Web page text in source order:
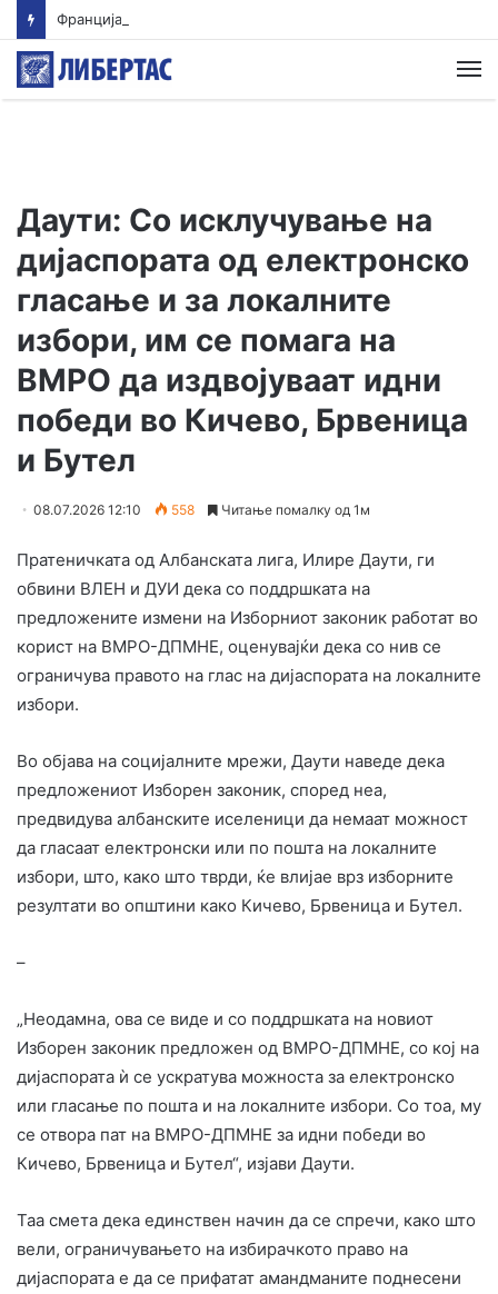
Даути: Со исклучување на
дијаспората од електронско
гласање и за локалните
избори, им се помага на
ВМРО да издвојуваат идни
победи во Кичево, Брвеница
и Бутел
08.07.2026 12:10 558 Читање помалку од 1м
Пратеничката од Албанската лига, Илире Даути, ги
обвини ВЛЕН и ДУИ дека со поддршката на
предложените измени на Изборниот законик работат во
корист на ВМРО-ДПМНЕ, оценувајќи дека со нив се
ограничува правото на глас на дијаспората на локалните
избори.
Во објава на социјалните мрежи, Даути наведе дека
предложениот Изборен законик, според неа,
предвидува албанските иселеници да немаат можност
да гласаат електронски или по пошта на локалните
избори, што, како што тврди, ќе влијае врз изборните
резултати во општини како Кичево, Брвеница и Бутел.
–
„Неодамна, ова се виде и со поддршката на новиот
Изборен законик предложен од ВМРО-ДПМНЕ, со кој на
дијаспората ѝ се ускратува можноста за електронско
или гласање по пошта и на локалните избори. Со тоа, му
се отвора пат на ВМРО-ДПМНЕ за идни победи во
Кичево, Брвеница и Бутел“, изјави Даути.
Таа смета дека единствен начин да се спречи, како што
вели, ограничувањето на избирачкото право на
дијаспората е да се прифатат амандманите поднесени